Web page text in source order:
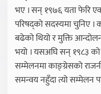
भए । सन् १९७६ यता फेरि
परिषद्को सदस्यमा चुनिए ।
बढेको थियो र मुक्ति
भयो । यसअघि सन् १९८३
सम्मेलनमा काङ्ग्रेसको
समन्वय नहुँदा त्यो सम्मेलन